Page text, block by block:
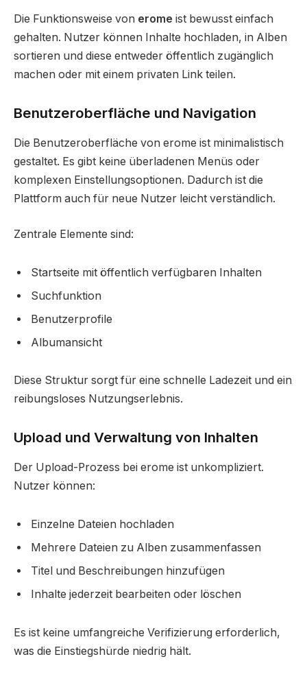
Die Funktionsweise von erome ist bewusst einfach
gehalten. Nutzer können Inhalte hochladen, in Alben
sortieren und diese entweder öffentlich zugänglich
machen oder mit einem privaten Link teilen.
Benutzeroberfläche und Navigation
Die Benutzeroberfläche von erome ist minimalistisch
gestaltet. Es gibt keine überladenen Menüs oder
komplexen Einstellungsoptionen. Dadurch ist die
Plattform auch für neue Nutzer leicht verständlich.
Zentrale Elemente sind:
Startseite mit öffentlich verfügbaren Inhalten
Suchfunktion
Benutzerprofile
Albumansicht
Diese Struktur sorgt für eine schnelle Ladezeit und ein
reibungsloses Nutzungserlebnis.
Upload und Verwaltung von Inhalten
Der Upload-Prozess bei erome ist unkompliziert.
Nutzer können:
Einzelne Dateien hochladen
Mehrere Dateien zu Alben zusammenfassen
Titel und Beschreibungen hinzufügen
Inhalte jederzeit bearbeiten oder löschen
Es ist keine umfangreiche Verifizierung erforderlich,
was die Einstiegshürde niedrig hält.